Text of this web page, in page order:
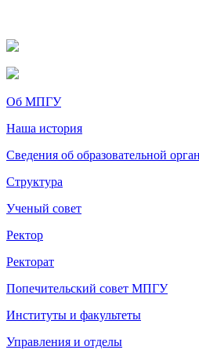
Об МПГУ
Наша история
Сведения об образовательной
Структура
Ученый совет
Ректор
Ректорат
Попечительский совет МПГУ
Институты и факультеты
Управления и отделы